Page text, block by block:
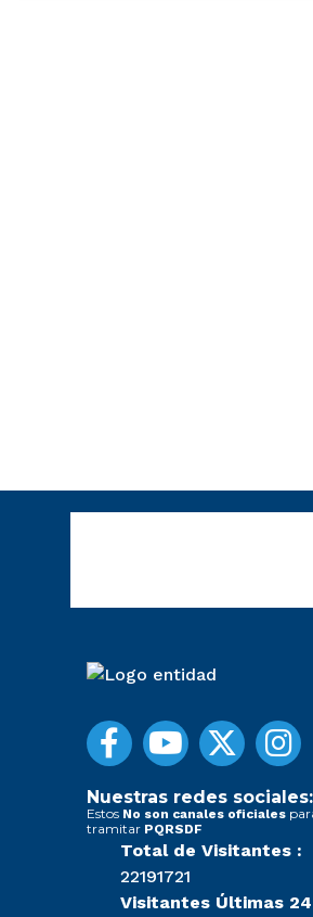
Nuestras redes sociales:
Estos No son canales oficiales
tramitar PQRSDF
Total de Visitantes :
22191721
Visitantes Últimas 24